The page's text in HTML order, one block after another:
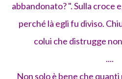
abbandonato? ". Sulla croce
perché là egli fu diviso.
colui che distrugge
....
Non solo è bene che